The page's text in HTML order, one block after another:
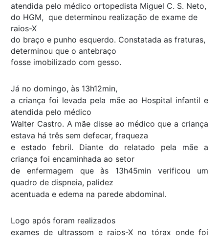
atendida pelo médico ortopedista Miguel C. S. Neto,
do HGM, que determinou realização de exame de
raios-X
do braço e punho esquerdo. Constatada as fraturas,
determinou que o antebraço
fosse imobilizado com gesso.
Já no domingo, às 13h12min,
a criança foi levada pela mãe ao Hospital infantil e
atendida pelo médico
Walter Castro. A mãe disse ao médico que a criança
estava há três sem defecar, fraqueza
e estado febril. Diante do relatado pela mãe a
criança foi encaminhada ao setor
de enfermagem que às 13h45min verificou um
quadro de dispneia, palidez
acentuada e edema na parede abdominal.
Logo após foram realizados
exames de ultrassom e raios-X no tórax onde foi